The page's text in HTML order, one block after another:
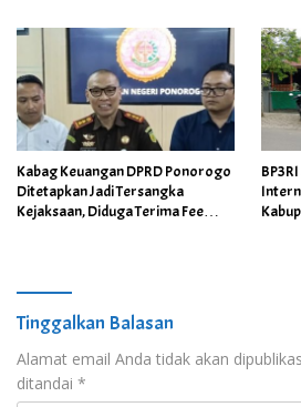
Kabag Keuangan DPRD Ponorogo
Ditetapkan Jadi Tersangka
Kejaksaan, Diduga Terima Fee
Tinggalkan Balasan
Alamat email Anda tidak akan
ditandai *